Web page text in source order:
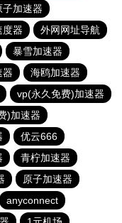
子加速器
度器
外网网址导航
暴雪加速器
器
海鸥加速器
vp(永久免费)加速器
)加速器
优云666
青柠加速器
原子加速器
anyconnect